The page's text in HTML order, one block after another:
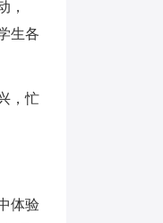
，
生各
，忙
体验